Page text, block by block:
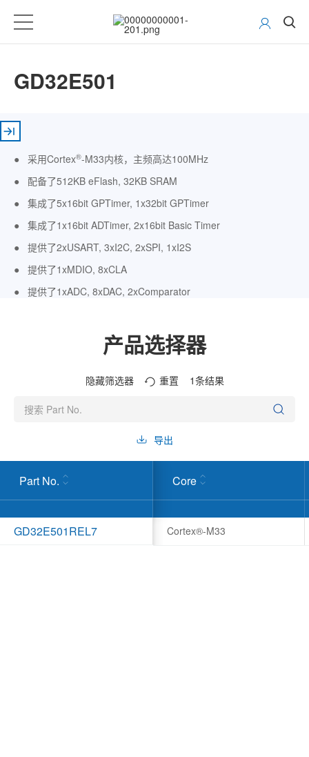
GD32E501
● 采用Cortex®-M33内核，主频高达100MHz
● 配备了512KB eFlash, 32KB SRAM
● 集成了5x16bit GPTimer, 1x32bit GPTimer
● 集成了1x16bit ADTimer, 2x16bit Basic Timer
● 提供了2xUSART, 3xI2C, 2xSPI, 1xI2S
● 提供了1xMDIO, 8xCLA
● 提供了1xADC, 8xDAC, 2xComparator
产品选择器
隐藏筛选器 重置 1条结果
导出
Part No. Core
GD32E501REL7 Cortex®-M33